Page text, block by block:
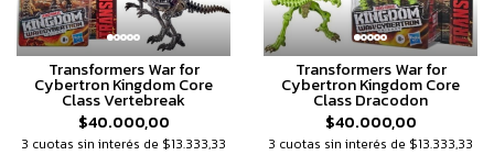
Transformers War for
Cybertron Kingdom Core
Class Vertebreak
$40.000,00
3 cuotas sin interés de $13.333,33
Transformers War for
Cybertron Kingdom Core
Class Dracodon
$40.000,00
3 cuotas sin interés de $13.333,33